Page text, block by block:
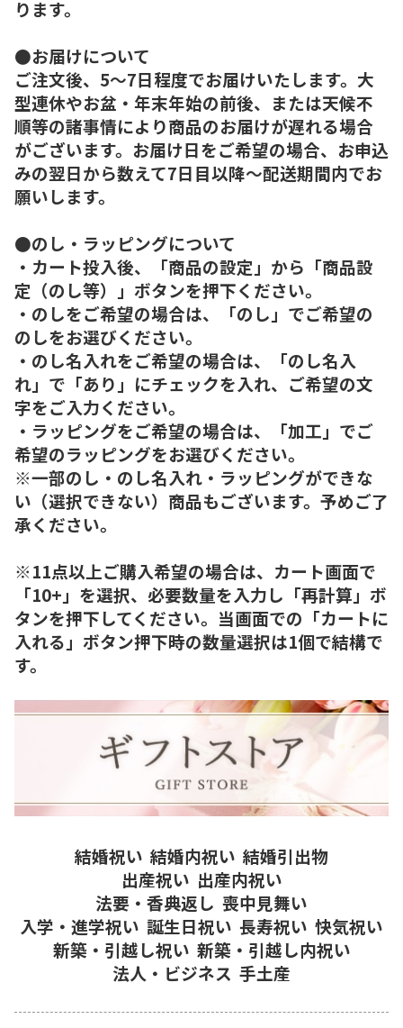
ります。
●お届けについて
ご注文後、5～7日程度でお届けいたします。大
型連休やお盆・年末年始の前後、または天候不
順等の諸事情により商品のお届けが遅れる場合
がございます。お届け日をご希望の場合、お申込
みの翌日から数えて7日目以降～配送期間内でお
願いします。
●のし・ラッピングについて
・カート投入後、「商品の設定」から「商品設
定（のし等）」ボタンを押下ください。
・のしをご希望の場合は、「のし」でご希望の
のしをお選びください。
・のし名入れをご希望の場合は、「のし名入
れ」で「あり」にチェックを入れ、ご希望の文
字をご入力ください。
・ラッピングをご希望の場合は、「加工」でご
希望のラッピングをお選びください。
※一部のし・のし名入れ・ラッピングができな
い（選択できない）商品もございます。予めご了
承ください。
※11点以上ご購入希望の場合は、カート画面で
「10+」を選択、必要数量を入力し「再計算」ボ
タンを押下してください。当画面での「カートに
入れる」ボタン押下時の数量選択は1個で結構で
す。
結婚祝い 結婚内祝い 結婚引出物
出産祝い 出産内祝い
法要・香典返し 喪中見舞い
入学・進学祝い 誕生日祝い 長寿祝い 快気祝い
新築・引越し祝い 新築・引越し内祝い
法人・ビジネス 手土産